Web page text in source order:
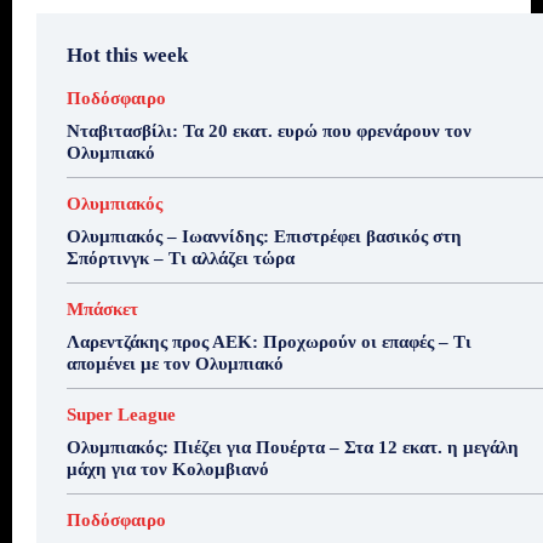
Hot this week
Ποδόσφαιρο
Νταβιτασβίλι: Τα 20 εκατ. ευρώ που φρενάρουν τον
Ολυμπιακό
Ολυμπιακός
Ολυμπιακός – Ιωαννίδης: Επιστρέφει βασικός στη
Σπόρτινγκ – Τι αλλάζει τώρα
Μπάσκετ
Λαρεντζάκης προς ΑΕΚ: Προχωρούν οι επαφές – Τι
απομένει με τον Ολυμπιακό
Super League
Ολυμπιακός: Πιέζει για Πουέρτα – Στα 12 εκατ. η μεγάλη
μάχη για τον Κολομβιανό
Ποδόσφαιρο